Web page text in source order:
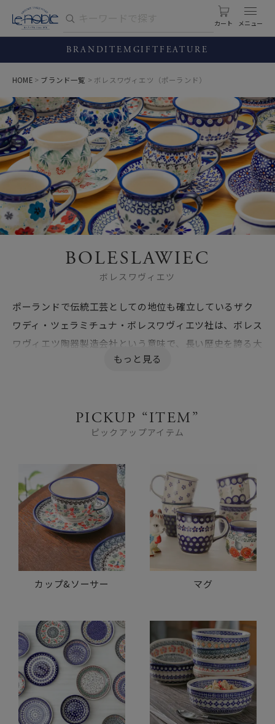
カート
BRANDITEM GIFT FEATURE
HOME ブランド一覧 ボレスワヴィエツ（ポーランド）
BOLESLAWIEC
ボレスワヴィエツ
ポーランドで伝統工芸としての地位も確立しているザク
ワディ・ツェラミチュナ・ボレスワヴィエツ社は、ボレス
ワヴィエツ陶器製造会社という意味で、長い歴史を誇る大
と品質、機能と美しさも兼ね備えています。
世界的にも高く評価され続けており、特に深い藍色の製品
PICKUP “ITEM”
ピックアップアイテム
カップ&ソーサー マグ